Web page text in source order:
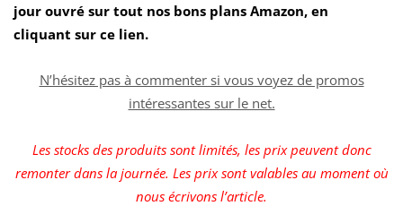
jour ouvré sur tout nos bons plans Amazon, en
cliquant sur ce lien.
N’hésitez pas à commenter si vous voyez de promos
intéressantes sur le net.
Les stocks des produits sont limités, les prix peuvent donc
remonter dans la journée. Les prix sont valables au moment où
nous écrivons l’article.